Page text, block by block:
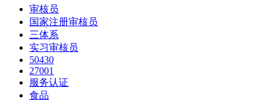
审核员
国家注册审核员
三体系
实习审核员
50430
27001
服务认证
食品